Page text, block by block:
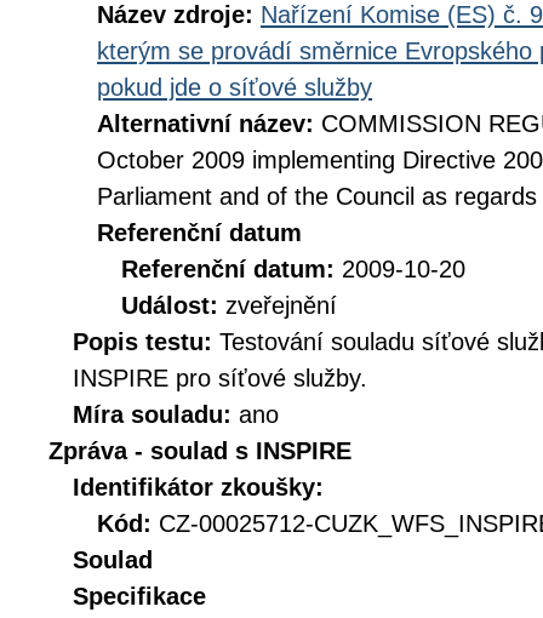
Název zdroje: Nařízení Komise (ES) č.
kterým se provádí směrnice
pokud jde o síťové služby
Alternativní název: COMMISSION
October 2009 implementing Directive
Parliament and of the Council as
Referenční datum
Referenční datum: 2009-10-20
Událost: zveřejnění
Popis testu: Testování souladu síťové
INSPIRE pro síťové služby.
Míra souladu: ano
Zpráva - soulad s INSPIRE
Identifikátor zkoušky:
Kód: CZ-00025712-
Soulad
Specifikace